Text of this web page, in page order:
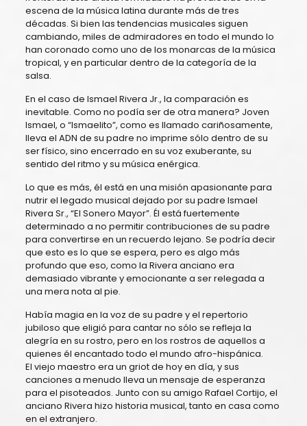
escena de la música latina durante más de tres
décadas. Si bien las tendencias musicales siguen
cambiando, miles de admiradores en todo el mundo lo
han coronado como uno de los monarcas de la música
tropical, y en particular dentro de la categoría de la
salsa.
En el caso de Ismael Rivera Jr., la comparación es
inevitable. Como no podía ser de otra manera? Joven
Ismael, o “Ismaelito”, como es llamado cariñosamente,
lleva el ADN de su padre no imprime sólo dentro de su
ser físico, sino encerrado en su voz exuberante, su
sentido del ritmo y su música enérgica.
Lo que es más, él está en una misión apasionante para
nutrir el legado musical dejado por su padre Ismael
Rivera Sr., “El Sonero Mayor”. Él está fuertemente
determinado a no permitir contribuciones de su padre
para convertirse en un recuerdo lejano. Se podría decir
que esto es lo que se espera, pero es algo más
profundo que eso, como la Rivera anciano era
demasiado vibrante y emocionante a ser relegada a
una mera nota al pie.
Había magia en la voz de su padre y el repertorio
jubiloso que eligió para cantar no sólo se refleja la
alegría en su rostro, pero en los rostros de aquellos a
quienes él encantado todo el mundo afro-hispánica.
El viejo maestro era un griot de hoy en día, y sus
canciones a menudo lleva un mensaje de esperanza
para el pisoteados. Junto con su amigo Rafael Cortijo, el
anciano Rivera hizo historia musical, tanto en casa como
en el extranjero.